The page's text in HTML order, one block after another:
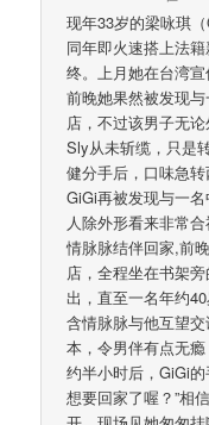
现年33岁的梁咏琪
同年即火速搭上法
终。上月她在台湾
前晚她果然被发现
店，不过该男子无
Sly从未斩缆，只是
健分手后，口味急
GiGi再被发现与一
人除外形看来非常
情脉脉结伴回家,前
店，全程坐在书架
出，直至一名年约
含情脉脉与他互望
本，令男伴有点无瘾
约半小时后，GiGi
想要回家了喔？”相